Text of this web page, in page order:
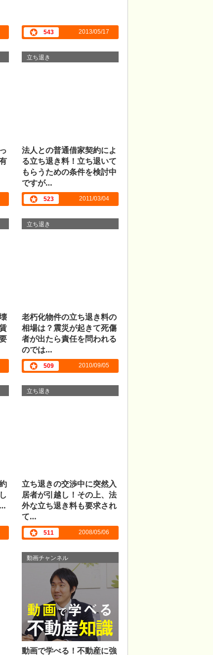
543 2013/05/17
立ち退き
法人との普通借家契約によ
る立ち退き料！立ち退いて
もらうための条件を検討中
ですが…
523 2011/03/04
立ち退き
老朽化物件の立ち退き料の
相場は？震災が起きて死傷
者が出たら責任を問われる
のでは…
509 2010/09/05
立ち退き
立ち退きの交渉中に突然入
居者が引越し！その上、法
外な立ち退き料も要求され
て…
511 2008/05/06
動画チャンネル
動画で学べる！不動産に強